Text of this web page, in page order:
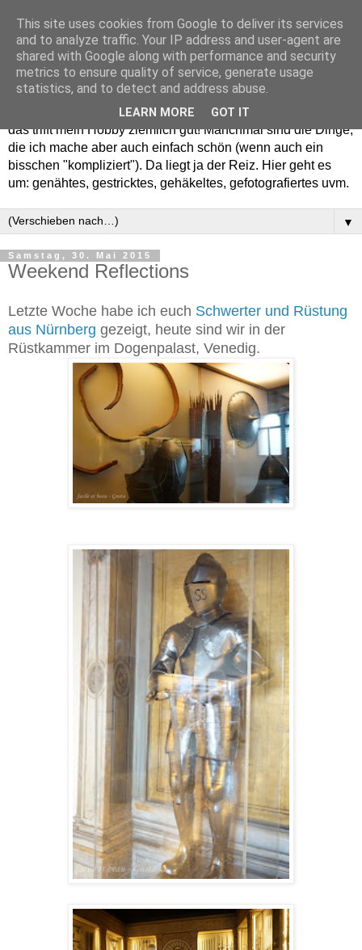
Willkommen in meinem "Wohnzimmer". Einfach und schön -
das trifft mein Hobby ziemlich gut! Manchmal sind die Dinge,
die ich mache aber auch einfach schön (wenn auch ein
bisschen "kompliziert"). Da liegt ja der Reiz. Hier geht es
um: genähtes, gestricktes, gehäkeltes, gefotografiertes uvm.
▼
Samstag, 30. Mai 2015
Weekend Reflections
Letzte Woche habe ich euch Schwerter und Rüstung
aus Nürnberg gezeigt, heute sind wir in der
Rüstkammer im Dogenpalast, Venedig.
This site uses cookies from Google to deliver its services
and to analyze traffic. Your IP address and user-agent are
shared with Google along with performance and security
metrics to ensure quality of service, generate usage
statistics, and to detect and address abuse.
LEARN MORE GOT IT